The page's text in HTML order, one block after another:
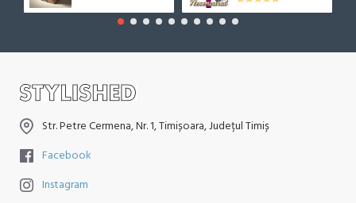
Str. Petre Cermena, Nr. 1, Timișoara, Județul Timiș
Facebook
Instagram